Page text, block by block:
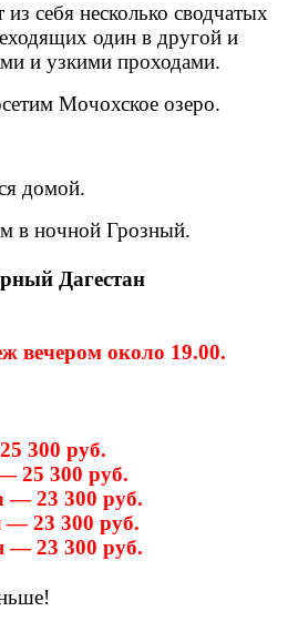
из себя несколько сводчатых
один в другой и
и узкими проходами.
Мочохское озеро.
домой.
в ночной Грозный.
вечером около 19.00.
300 руб.
25 300 руб.
— 23 300 руб.
— 23 300 руб.
— 23 300 руб.